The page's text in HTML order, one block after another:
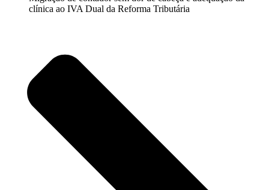
clínica ao IVA Dual da Reforma Tributária